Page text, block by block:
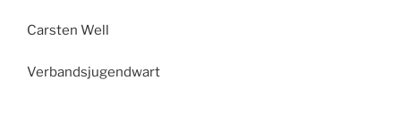
Carsten Well
Verbandsjugendwart